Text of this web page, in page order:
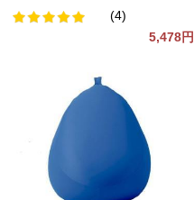
(4)
5,478円